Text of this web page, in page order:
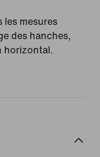
les mesures
des hanches,
horizontal.